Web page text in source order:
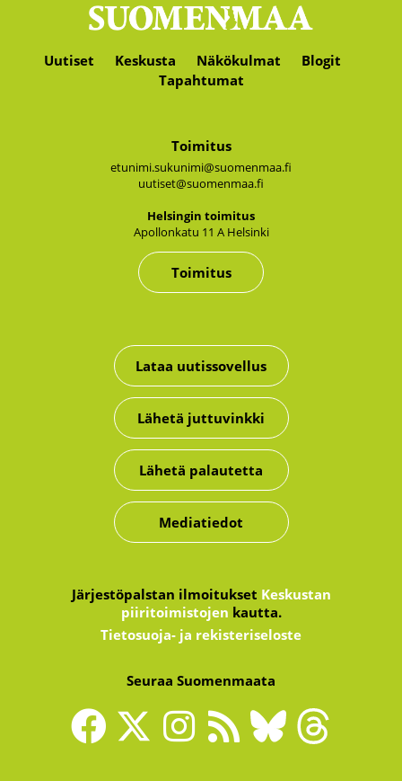
Uutiset Keskusta Näkökulmat
Blogit
Tapahtumat
Toimitus
etunimi.sukunimi@suomenmaa.fi
uutiset@suomenmaa.fi
Hel­sin­gin toi­mi­tus
Apol­lon­ka­tu 11 A Hel­sin­ki
Toimitus
Lataa uutissovellus
Lähetä juttuvinkki
Lähetä palautetta
Mediatiedot
Järjestöpalstan ilmoitukset Keskustan
piiritoimistojen kautta.
Tietosuoja- ja rekisteriseloste
Seuraa Suomenmaata